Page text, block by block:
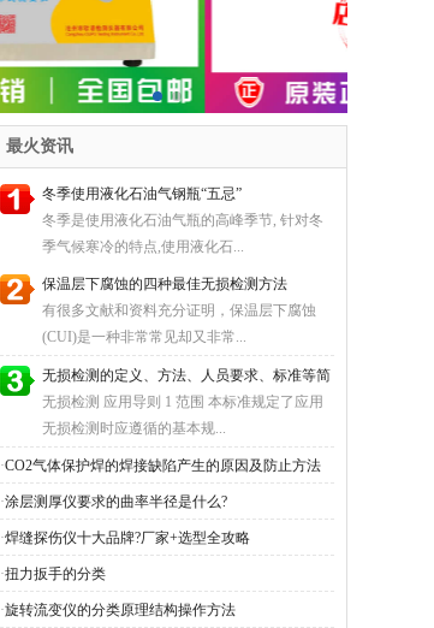
最火资讯
冬季使用液化石油气钢瓶“五忌”
冬季是使用液化石油气瓶的高峰季节, 针对冬
季气候寒冷的特点,使用液化石...
保温层下腐蚀的四种最佳无损检测方法
有很多文献和资料充分证明，保温层下腐蚀
(CUI)是一种非常常见却又非常...
无损检测的定义、方法、人员要求、标准等简
述
无损检测 应用导则 1 范围 本标准规定了应用
无损检测时应遵循的基本规...
·CO2气体保护焊的焊接缺陷产生的原因及防止方法
·涂层测厚仪要求的曲率半径是什么?
·焊缝探伤仪十大品牌?厂家+选型全攻略
·扭力扳手的分类
·旋转流变仪的分类原理结构操作方法